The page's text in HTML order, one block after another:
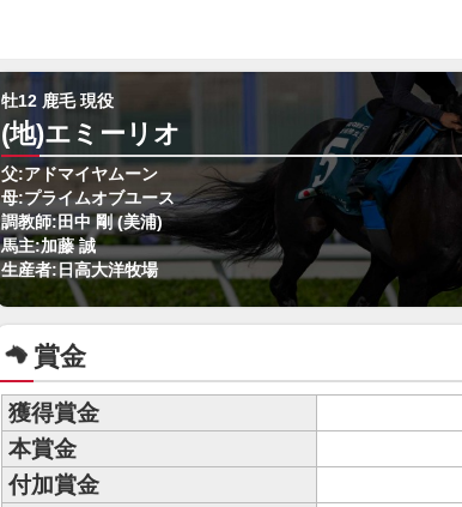
牡12 鹿毛 現役
(地)エミーリオ
父:アドマイヤムーン
母:プライムオブユース
調教師:田中 剛 (美浦)
馬主:加藤 誠
生産者:日高大洋牧場
賞金
獲得賞金
本賞金
付加賞金